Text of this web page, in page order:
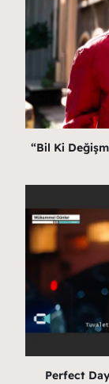
“Bil Ki
Perfect